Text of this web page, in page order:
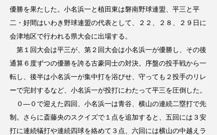
優勝を果たした。小名浜一と植田東は磐南野球連盟、平三と平
二・好間はいわき野球連盟の代表として、２２、２８、２９日に
会津地区で行われる県大会に出場する。
第１回大会は平三が、第２回大会は小名浜一が優勝し、その後
通算６度ずつの優勝を誇る古豪同士の対決。序盤の投手戦から一
転し、後半は小名浜一が集中打を浴びせ、守っても２投手のリレ
ーで完封するなど、小名浜一が投打にわたって平三を圧倒した。
０―０で迎えた四回、小名浜一は青谷、横山の連続二塁打で先
制。さらに斎藤央のスクイズで１点を追加すると、五回には３安
打に連続犠打や連続四球を絡めて３点、六回には横山の中越えラ